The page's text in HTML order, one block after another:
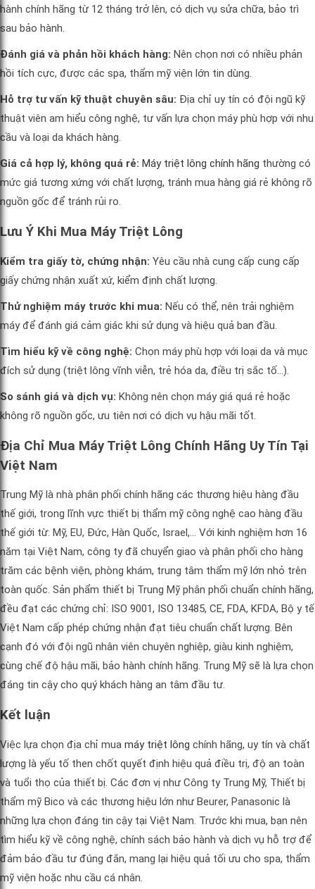
hành chính hãng từ 12 tháng trở lên, có dịch vụ sửa chữa, bảo trì
sau bảo hành.
Đánh giá và phản hồi khách hàng: Nên chọn nơi có nhiều phản
hồi tích cực, được các spa, thẩm mỹ viện lớn tin dùng.
Hỗ trợ tư vấn kỹ thuật chuyên sâu: Địa chỉ uy tín có đội ngũ kỹ
thuật viên am hiểu công nghệ, tư vấn lựa chọn máy phù hợp với nhu
cầu và loại da khách hàng.
Giá cả hợp lý, không quá rẻ: Máy triệt lông chính hãng thường có
mức giá tương xứng với chất lượng, tránh mua hàng giá rẻ không rõ
nguồn gốc để tránh rủi ro.
Lưu Ý Khi Mua Máy Triệt Lông
Kiểm tra giấy tờ, chứng nhận: Yêu cầu nhà cung cấp cung cấp
giấy chứng nhận xuất xứ, kiểm định chất lượng.
Thử nghiệm máy trước khi mua: Nếu có thể, nên trải nghiệm
máy để đánh giá cảm giác khi sử dụng và hiệu quả ban đầu.
Tìm hiểu kỹ về công nghệ: Chọn máy phù hợp với loại da và mục
đích sử dụng (triệt lông vĩnh viễn, trẻ hóa da, điều trị sắc tố…).
So sánh giá và dịch vụ: Không nên chọn máy giá quá rẻ hoặc
không rõ nguồn gốc, ưu tiên nơi có dịch vụ hậu mãi tốt.
Địa Chỉ Mua Máy Triệt Lông Chính Hãng Uy Tín Tại
Việt Nam
Trung Mỹ là nhà phân phối chính hãng các thương hiệu hàng đầu
thế giới, trong lĩnh vực thiết bị thẩm mỹ công nghệ cao hàng đầu
thế giới từ: Mỹ, EU, Đức, Hàn Quốc, Israel,… Với kinh nghiệm hơn 16
năm tại Việt Nam, công ty đã chuyển giao và phân phối cho hàng
trăm các bệnh viện, phòng khám, trung tâm thẩm mỹ lớn nhỏ trên
toàn quốc. Sản phẩm thiết bị Trung Mỹ phân phối chuẩn chính hãng,
đều đạt các chứng chỉ: ISO 9001, ISO 13485, CE, FDA, KFDA, Bộ y tế
Việt Nam cấp phép chứng nhận đạt tiêu chuẩn chất lượng. Bên
cạnh đó với đội ngũ nhân viên chuyên nghiệp, giàu kinh nghiệm,
cùng chế độ hậu mãi, bảo hành chính hãng. Trung Mỹ sẽ là lựa chọn
đáng tin cậy cho quý khách hàng an tâm đầu tư.
Kết luận
Việc lựa chọn địa chỉ mua máy triệt lông chính hãng, uy tín và chất
lượng là yếu tố then chốt quyết định hiệu quả điều trị, độ an toàn
và tuổi thọ của thiết bị. Các đơn vị như Công ty Trung Mỹ, Thiết bị
thẩm mỹ Bico và các thương hiệu lớn như Beurer, Panasonic là
những lựa chọn đáng tin cậy tại Việt Nam. Trước khi mua, bạn nên
tìm hiểu kỹ về công nghệ, chính sách bảo hành và dịch vụ hỗ trợ để
đảm bảo đầu tư đúng đắn, mang lại hiệu quả tối ưu cho spa, thẩm
mỹ viện hoặc nhu cầu cá nhân.